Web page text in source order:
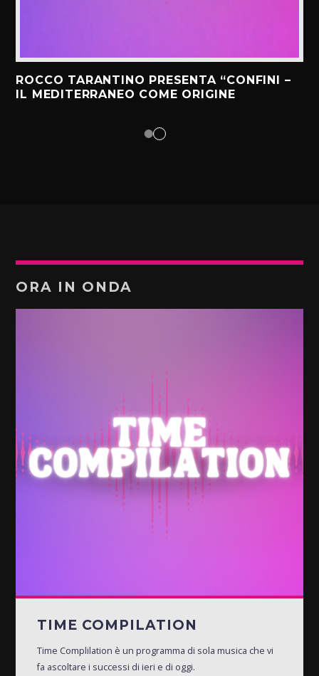
ROCCO TARANTINO PRESENTA “CONFINI –
IL MEDITERRANEO COME ORIGINE
ORA IN ONDA
TIME COMPILATION
Time Complilation è un programma di sola musica che vi
fa ascoltare i successi di ieri e di oggi.